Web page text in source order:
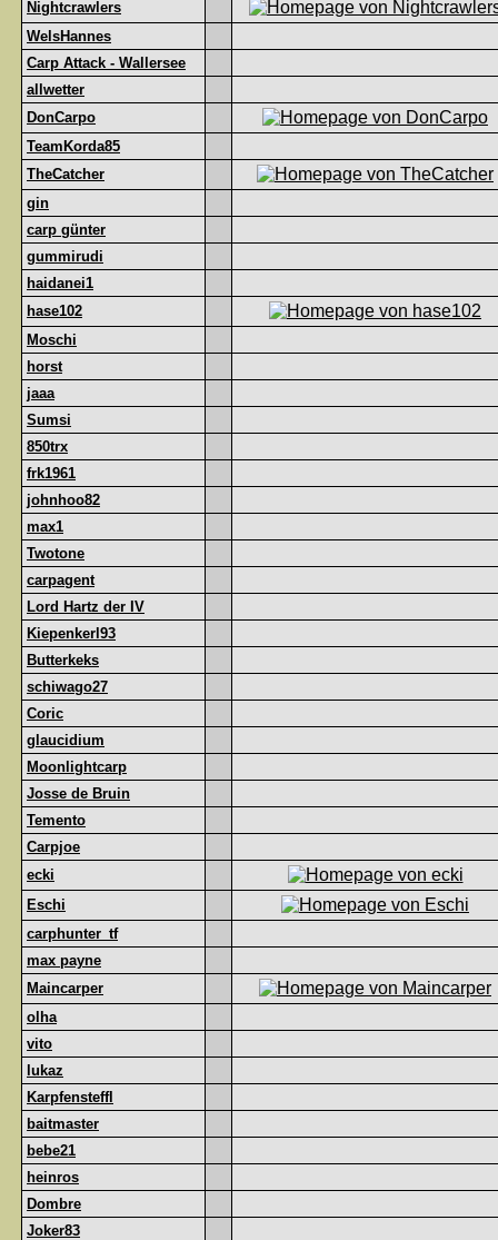
Nightcrawlers
WelsHannes
Carp Attack - Wallersee
allwetter
DonCarpo
TeamKorda85
TheCatcher
gin
carp günter
gummirudi
haidanei1
hase102
Moschi
horst
jaaa
Sumsi
850trx
frk1961
johnhoo82
max1
Twotone
carpagent
Lord Hartz der IV
Kiepenkerl93
Butterkeks
schiwago27
Coric
glaucidium
Moonlightcarp
Josse de Bruin
Temento
Carpjoe
ecki
Eschi
carphunter_tf
max payne
Maincarper
olha
vito
lukaz
Karpfensteffl
baitmaster
bebe21
heinros
Dombre
Joker83